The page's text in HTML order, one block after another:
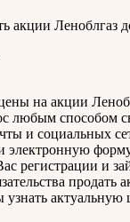
акции Леноблгаз
на акции
любым способом
и социальных
электронную
регистрации и
продать
узнать актуальную